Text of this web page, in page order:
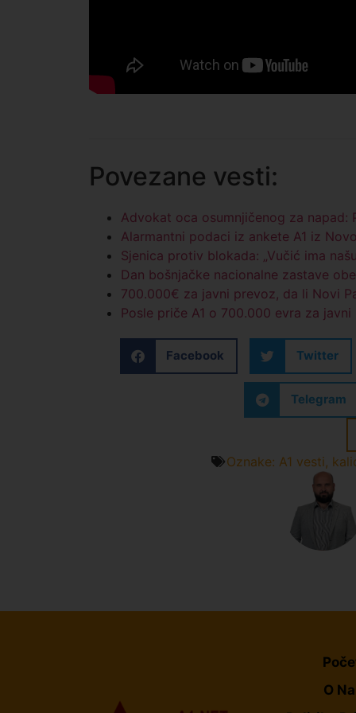
Povezane vesti:
Advokat oca osumnjičenog za
Alarmantni podaci iz ankete A1 iz
Sjenica protiv blokada: „Vučić ima
Dan bošnjačke nacionalne zastave
700.000€ za javni prevoz, da li Novi
Posle priče A1 o 700.000 evra za
Facebook Twitter
Telegram
Oznake: A1 vesti,
O